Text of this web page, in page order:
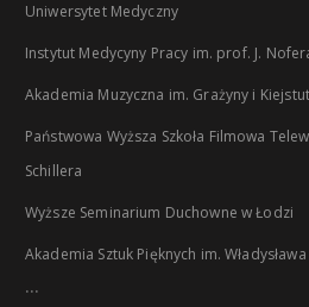
Uniwersytet Medyczny
Instytut Medycyny Pracy im. prof. J.
Akademia Muzyczna im. Grażyny i
Państwowa Wyższa Szkoła Filmowa
Schillera
Wyższe Seminarium Duchowne w Łodzi
Akademia Sztuk Pięknych im.
...